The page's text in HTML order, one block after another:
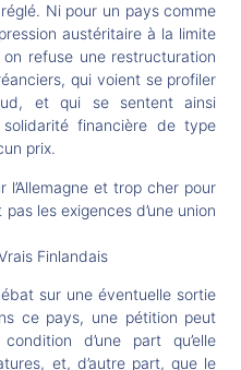
Ni pour un pays comme
austéritaire à la limite
refuse une restructuration
qui voient se profiler
et qui se sentent ainsi
financière de type
prix.
l’Allemagne et trop cher pour
les exigences d’une union
Finlandais
sur une éventuelle sortie
ce pays, une pétition peut
d’une part qu’elle
et, d’autre part, que le